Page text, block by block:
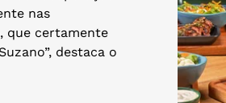
nas
que certamente
destaca o